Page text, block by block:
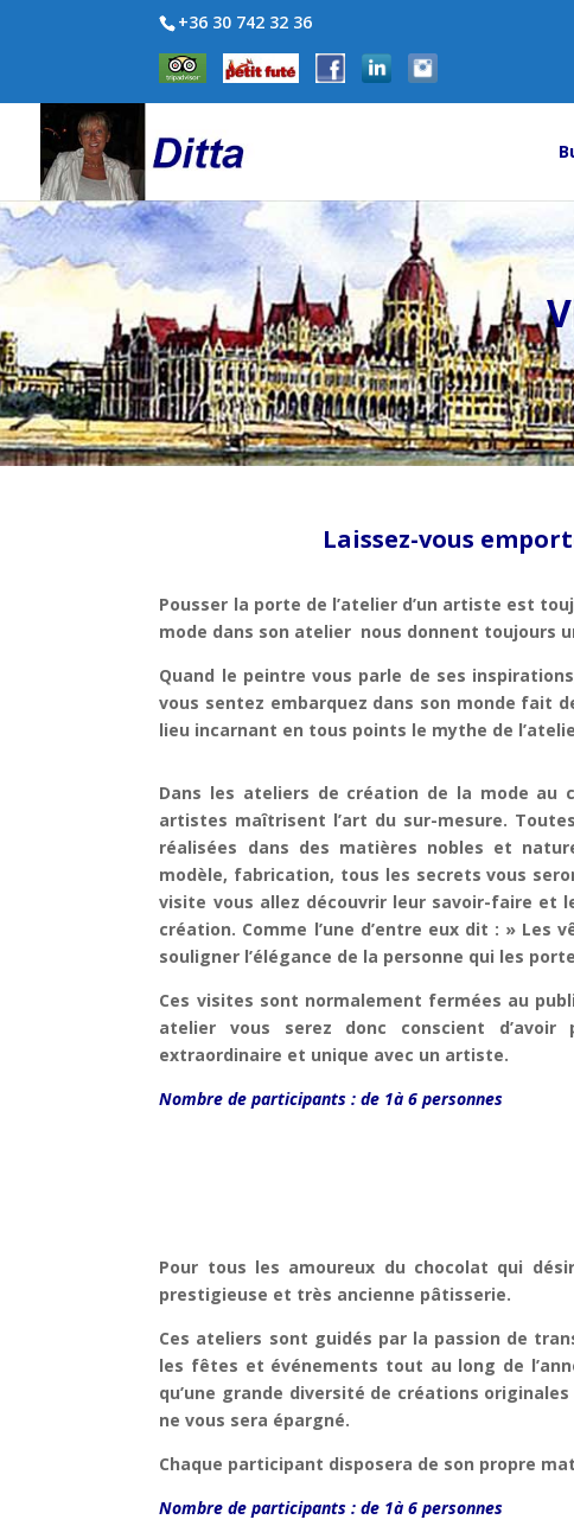
+36 30 742 32 36
Laissez-vous
Pousser la porte de l’atelier d’un artiste est
mode dans son atelier nous donnent toujours
Quand le peintre vous parle de ses
vous sentez embarquez dans son monde fait
lieu incarnant en tous points le mythe de
Dans les ateliers de création de la mode au
artistes maîtrisent l’art du sur-mesure.
réalisées dans des matières nobles et
modèle, fabrication, tous les secrets vous
visite vous allez découvrir leur savoir-faire et
création. Comme l’une d’entre eux dit : » Les
souligner l’élégance de la personne qui les
Ces visites sont normalement fermées au
atelier vous serez donc conscient d’avoir
extraordinaire et unique avec un artiste.
Nombre de participants : de 1à 6 personnes
Pour tous les amoureux du chocolat qui
prestigieuse et très ancienne pâtisserie.
Ces ateliers sont guidés par la passion de
les fêtes et événements tout au long de
qu’une grande diversité de créations
ne vous sera épargné.
Chaque participant disposera de son propre
Nombre de participants : de 1à 6 personnes